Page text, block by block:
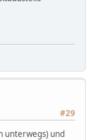
#29
unterwegs) und